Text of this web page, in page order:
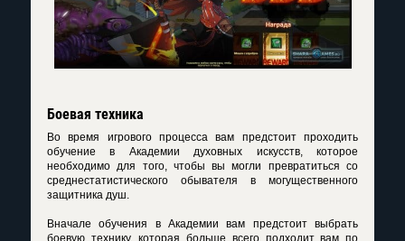
Боевая техника
Во время игрового процесса вам предстоит проходить
обучение в Академии духовных искусств, которое
необходимо для того, чтобы вы могли превратиться со
среднестатистического обывателя в могущественного
защитника душ.
Вначале обучения в Академии вам предстоит выбрать
боевую технику, которая больше всего подходит вам по